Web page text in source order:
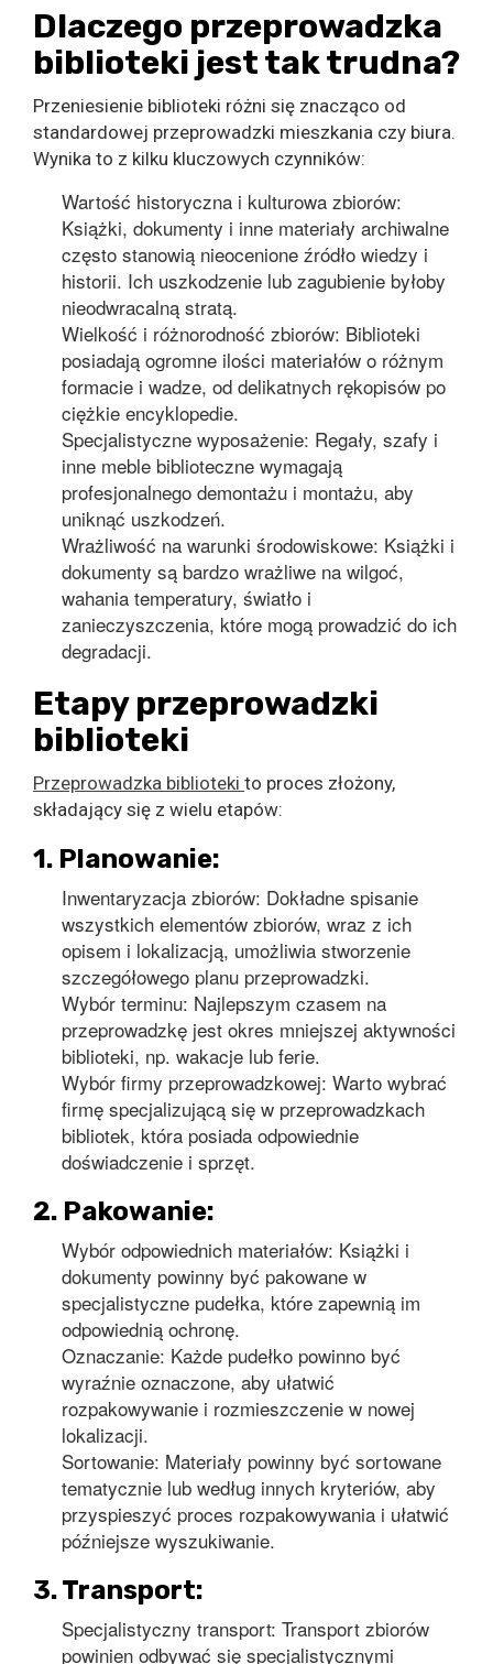
Dlaczego przeprowadzka
biblioteki jest tak trudna?
Przeniesienie biblioteki różni się znacząco od
standardowej przeprowadzki mieszkania czy biura.
Wynika to z kilku kluczowych czynników:
Wartość historyczna i kulturowa zbiorów:
Książki, dokumenty i inne materiały archiwalne
często stanowią nieocenione źródło wiedzy i
historii. Ich uszkodzenie lub zagubienie byłoby
nieodwracalną stratą.
Wielkość i różnorodność zbiorów: Biblioteki
posiadają ogromne ilości materiałów o różnym
formacie i wadze, od delikatnych rękopisów po
ciężkie encyklopedie.
Specjalistyczne wyposażenie: Regały, szafy i
inne meble biblioteczne wymagają
profesjonalnego demontażu i montażu, aby
uniknąć uszkodzeń.
Wrażliwość na warunki środowiskowe: Książki i
dokumenty są bardzo wrażliwe na wilgoć,
wahania temperatury, światło i
zanieczyszczenia, które mogą prowadzić do ich
degradacji.
Etapy przeprowadzki
biblioteki
Przeprowadzka biblioteki to proces złożony,
składający się z wielu etapów:
1. Planowanie:
Inwentaryzacja zbiorów: Dokładne spisanie
wszystkich elementów zbiorów, wraz z ich
opisem i lokalizacją, umożliwia stworzenie
szczegółowego planu przeprowadzki.
Wybór terminu: Najlepszym czasem na
przeprowadzkę jest okres mniejszej aktywności
biblioteki, np. wakacje lub ferie.
Wybór firmy przeprowadzkowej: Warto wybrać
firmę specjalizującą się w przeprowadzkach
bibliotek, która posiada odpowiednie
doświadczenie i sprzęt.
2. Pakowanie:
Wybór odpowiednich materiałów: Książki i
dokumenty powinny być pakowane w
specjalistyczne pudełka, które zapewnią im
odpowiednią ochronę.
Oznaczanie: Każde pudełko powinno być
wyraźnie oznaczone, aby ułatwić
rozpakowywanie i rozmieszczenie w nowej
lokalizacji.
Sortowanie: Materiały powinny być sortowane
tematycznie lub według innych kryteriów, aby
przyspieszyć proces rozpakowywania i ułatwić
późniejsze wyszukiwanie.
3. Transport:
Specjalistyczny transport: Transport zbiorów
powinien odbywać się specjalistycznymi